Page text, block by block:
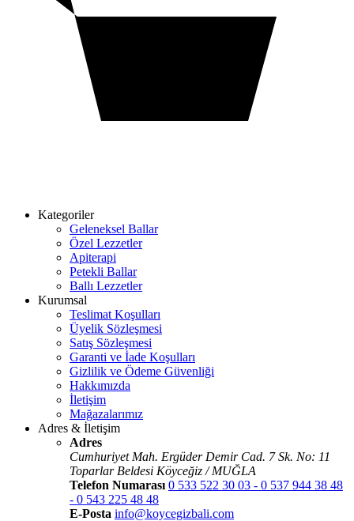
Kategoriler
Geleneksel Ballar
Özel Lezzetler
Apiterapi
Petekli Ballar
Ballı Lezzetler
Kurumsal
Teslimat Koşulları
Üyelik Sözleşmesi
Satış Sözleşmesi
Garanti ve İade Koşulları
Gizlilik ve Ödeme Güvenliği
Hakkımızda
İletişim
Mağazalarımız
Adres & İletişim
Adres
Cumhuriyet Mah. Ergüder Demir Cad. 7 Sk. No: 11
Toparlar Beldesi Köyceğiz / MUĞLA
Telefon Numarası 0 533 522 30 03 - 0 537 944 38 48
- 0 543 225 48 48
E-Posta info@koycegizbali.com